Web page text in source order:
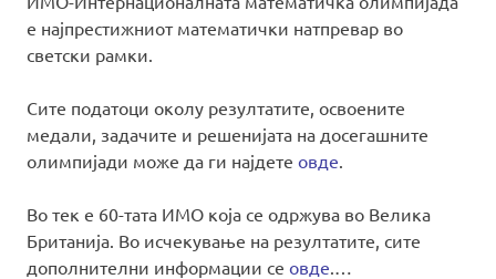
е најпрестижниот математички натпревар во
светски рамки.
Сите податоци околу резултатите, освоените
медали, задачите и решенијата на досегашните
олимпијади може да ги најдете овде
Во тек е 60-тата ИМО која се одржува во Велика
Британија. Во исчекување на резултатите, сите
дополнителни информации се овде